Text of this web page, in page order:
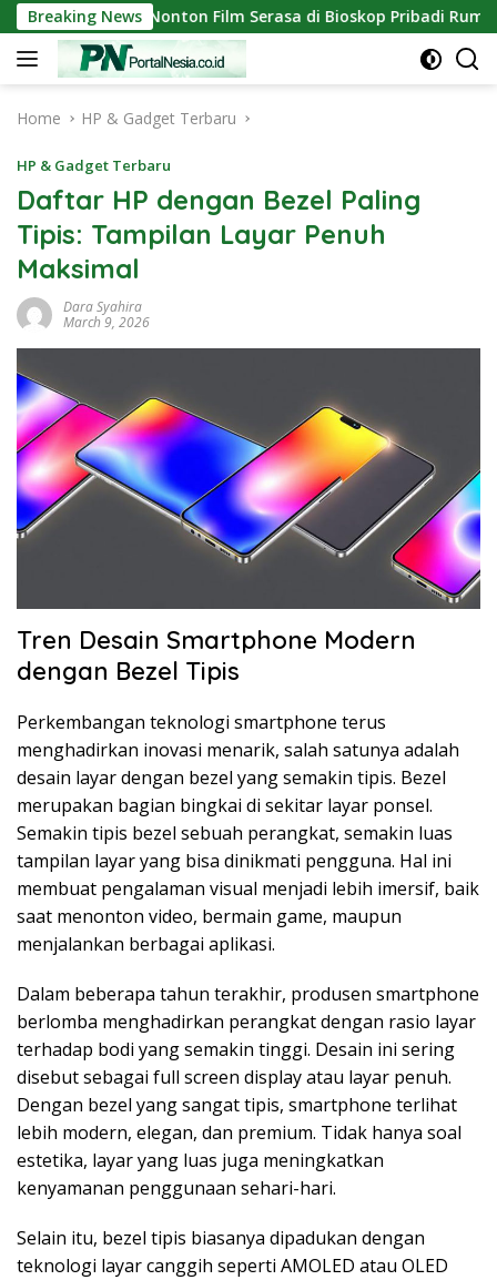
Skip
to
content
Breaking News
Nonton Film Serasa di Bioskop Pribadi Rumah
Home HP & Gadget Terbaru
HP & Gadget Terbaru
Daftar HP dengan Bezel Paling
Tipis: Tampilan Layar Penuh
Maksimal
Dara Syahira
March 9, 2026
Tren Desain Smartphone Modern
dengan Bezel Tipis
Perkembangan teknologi smartphone terus
menghadirkan inovasi menarik, salah satunya adalah
desain layar dengan bezel yang semakin tipis. Bezel
merupakan bagian bingkai di sekitar layar ponsel.
Semakin tipis bezel sebuah perangkat, semakin luas
tampilan layar yang bisa dinikmati pengguna. Hal ini
membuat pengalaman visual menjadi lebih imersif, baik
saat menonton video, bermain game, maupun
menjalankan berbagai aplikasi.
Dalam beberapa tahun terakhir, produsen smartphone
berlomba menghadirkan perangkat dengan rasio layar
terhadap bodi yang semakin tinggi. Desain ini sering
disebut sebagai full screen display atau layar penuh.
Dengan bezel yang sangat tipis, smartphone terlihat
lebih modern, elegan, dan premium. Tidak hanya soal
estetika, layar yang luas juga meningkatkan
kenyamanan penggunaan sehari-hari.
Selain itu, bezel tipis biasanya dipadukan dengan
teknologi layar canggih seperti AMOLED atau OLED